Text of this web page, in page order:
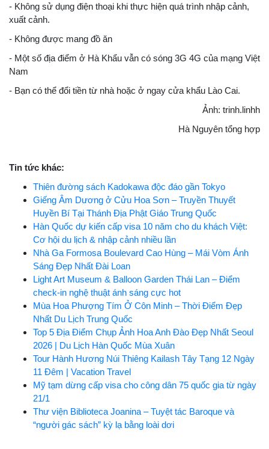
- Không sử dụng điện thoại khi thực hiện quá trình nhập cảnh,
xuất cảnh.
- Không được mang đồ ăn
- Một số địa điểm ở Hà Khẩu vẫn có sóng 3G 4G của mạng Việt
Nam
- Bạn có thể đổi tiền từ nhà hoặc ở ngay cửa khẩu Lào Cai.
Ảnh: trinh.linhh
Hà Nguyên tổng hợp
Tin tức khác:
Thiên đường sách Kadokawa độc đáo gần Tokyo
Giếng Âm Dương ở Cửu Hoa Sơn – Truyền Thuyết
Huyền Bí Tại Thánh Địa Phật Giáo Trung Quốc
Hàn Quốc dự kiến cấp visa 10 năm cho du khách Việt:
Cơ hội du lịch & nhập cảnh nhiều lần
Nhà Ga Formosa Boulevard Cao Hùng – Mái Vòm Ánh
Sáng Đẹp Nhất Đài Loan
Light Art Museum & Balloon Garden Thái Lan – Điểm
check-in nghệ thuật ánh sáng cực hot
Mùa Hoa Phượng Tím Ở Côn Minh – Thời Điểm Đẹp
Nhất Du Lịch Trung Quốc
Top 5 Địa Điểm Chụp Ảnh Hoa Anh Đào Đẹp Nhất Seoul
2026 | Du Lịch Hàn Quốc Mùa Xuân
Tour Hành Hương Núi Thiêng Kailash Tây Tạng 12 Ngày
11 Đêm | Vacation Travel
Mỹ tạm dừng cấp visa cho công dân 75 quốc gia từ ngày
21/1
Thư viện Biblioteca Joanina – Tuyệt tác Baroque và
“người gác sách” kỳ lạ bằng loài dơi